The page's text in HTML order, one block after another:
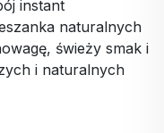
instant
naturalnych
świeży smak i
i naturalnych